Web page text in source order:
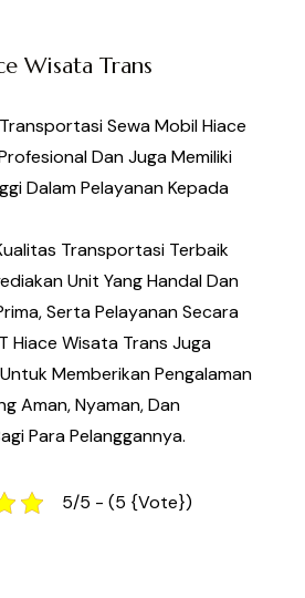
Wisata Trans
Sewa Mobil Hiace
Dan Juga Memiliki
Dalam Pelayanan Kepada
Transportasi Terbaik
Unit Yang Handal Dan
Serta Pelayanan Secara
Hiace Wisata Trans Juga
Memberikan Pengalaman
Aman, Nyaman, Dan
Para Pelanggannya.
5/5 - (5 {vote})